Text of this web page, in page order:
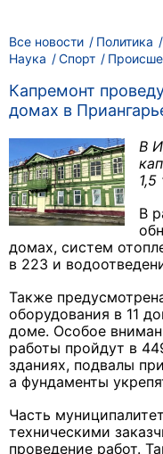
Все новости Политика
Наука
Спорт
Капремонт
домах в
В
В
домах, систем
в 223 и
Также
оборудования в 11
доме. Особое
работы пройдут в
зданиях, подвалы
а фундаменты
Часть
техническими
проведение работ.